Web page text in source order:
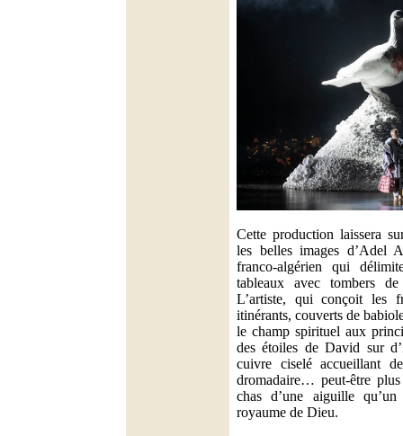
Cette production laissera
les belles images d’Adel
franco-algérien qui
tableaux avec tombers
L’artiste, qui conçoit les
itinérants, couverts de
le champ spirituel aux
des étoiles de David sur
cuivre ciselé accueillant
dromadaire… peut-être
chas d’une aiguille
royaume de Dieu.